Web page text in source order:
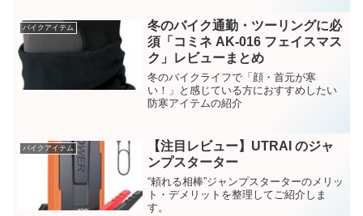
この記事では、実際の購入者によるレビ
ューを中心に、ノービアの魅力を徹底的
に紹介します。
バイクアイテム
冬のバイク通勤・ツーリングに必
須「コミネ AK-016 フェイスマス
ク」レビューまとめ
冬のバイクライフで「顔・首元が寒
い！」と感じている方におすすめしたい
防寒アイテムの紹介
バイクアイテム
【注目レビュー】UTRAI のジャ
ンプスターター
“頼れる相棒”ジャンプスターターのメリッ
ト・デメリットを整理してご紹介しま
す。